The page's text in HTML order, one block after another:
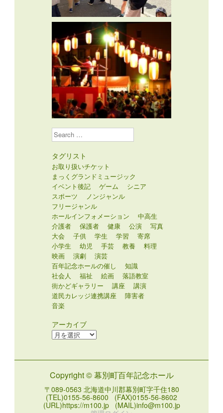
Search
タグリスト
お取り扱いチケット
まっくグランドミュージック
イベント後記
ゲーム
シニア
スポーツ
ノンジャンル
フリージャンル
ホールインフォメーション
中高生
介護者
保護者 健康 公演
写真
大会
子供 学生 学習
寄席
小学生
幼児 手芸 教養
料理
映画
演劇
演芸
百年記念ホールの催し
知識
社会人
福祉 絵画
落語教室
街かどギャラリー
講座
講演
道民カレッジ連携講座
障害者
音楽
アーカイブ
ア
ブ
Copyright © 幕別町百年記念ホール
〒089-0563 北海道中川郡幕別町字千住180
(TEL)0155-56-8600 (FAX)0155-56-8602
(URL)https://m100.jp (MAIL)info@m100.jp